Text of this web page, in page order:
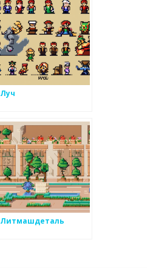
Луч
Литмашдеталь